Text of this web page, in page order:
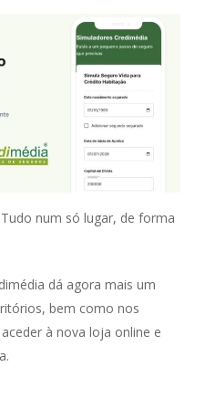
num só lugar, de forma
dá agora mais um
bem como nos
à nova loja online e